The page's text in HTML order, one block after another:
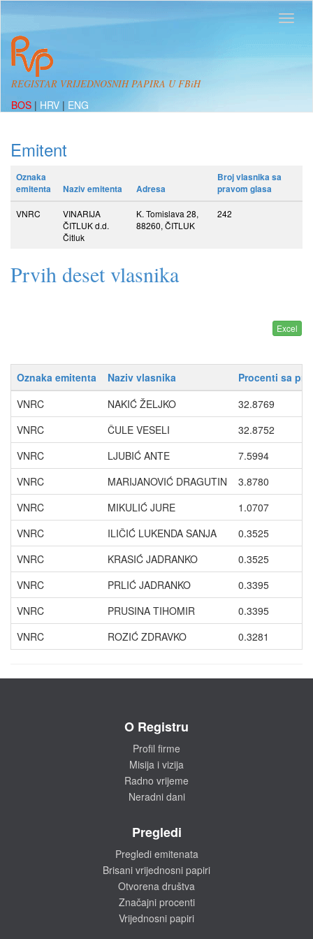
REGISTAR VRIJEDNOSNIH PAPIRA U FBiH
BOS | HRV | ENG
Emitent
Oznaka
emitenta
Naziv emitenta Adresa
Broj vlasnika sa
pravom glasa
VNRC
VINARIJA
ČITLUK d.d.
Čitluk
K. Tomislava 28,
88260, ČITLUK
242
Prvih deset vlasnika
Oznaka emitenta Naziv vlasnika
Procenti sa
VNRC
NAKIĆ ŽELJKO
32.8769
VNRC
ČULE VESELI
32.8752
VNRC
LJUBIĆ ANTE
7.5994
VNRC
MARIJANOVIĆ DRAGUTIN
3.8780
VNRC
MIKULIĆ JURE
1.0707
VNRC
ILIČIĆ LUKENDA SANJA
0.3525
VNRC
KRASIĆ JADRANKO
0.3525
VNRC
PRLIĆ JADRANKO
0.3395
VNRC
PRUSINA TIHOMIR
0.3395
VNRC
ROZIĆ ZDRAVKO 0.3281
O Registru
Profil firme
Misija i vizija
Radno vrijeme
Neradni dani
Pregledi
Pregledi emitenata
Brisani vrijednosni papiri
Otvorena društva
Značajni procenti
Vrijednosni papiri